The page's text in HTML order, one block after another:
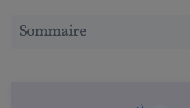
Sommaire